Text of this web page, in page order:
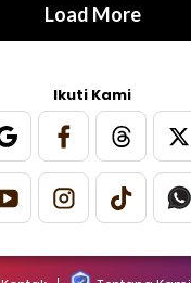
Load More
Ikuti Kami